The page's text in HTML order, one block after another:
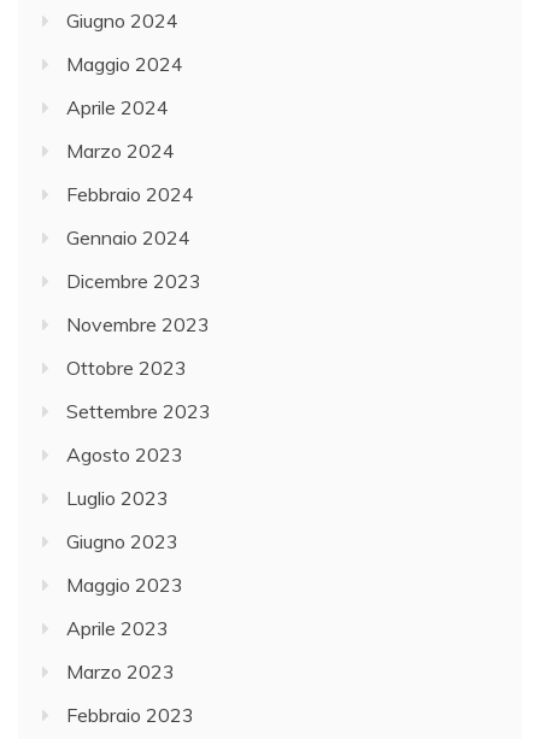
Giugno 2024
Maggio 2024
Aprile 2024
Marzo 2024
Febbraio 2024
Gennaio 2024
Dicembre 2023
Novembre 2023
Ottobre 2023
Settembre 2023
Agosto 2023
Luglio 2023
Giugno 2023
Maggio 2023
Aprile 2023
Marzo 2023
Febbraio 2023